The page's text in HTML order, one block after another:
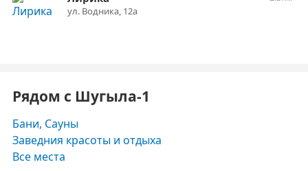
​ул. Водника, 12а
Рядом с Шугыла-1
Бани, Сауны
Заведния красоты и отдыха
Все места